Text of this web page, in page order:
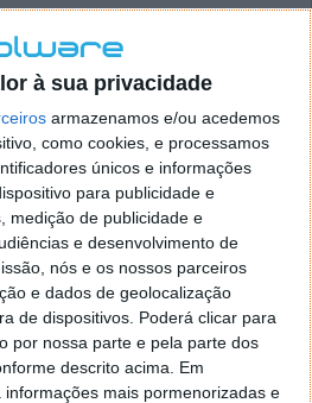
à sua privacidade
armazenamos e/ou acedemos
como cookies, e processamos
únicos e informações
para publicidade e
medição de publicidade e
e desenvolvimento de
nós e os nossos parceiros
e dados de geolocalização
de dispositivos. Poderá clicar para
por nossa parte e pela parte dos
descrito acima. Em
mais pormenorizadas e
no ensino do cibercrime para
representantes de direito nos
Thomas Clancy,
for Justice and the Rule
investigadores e juízes estão
os dias. Eles precisam de
informações, partilha de
e às melhores práticas
a fazer o seu trabalho e
para todos. O National
of Law estão orgulhosos
de cruzamento de
o cibercrime.”